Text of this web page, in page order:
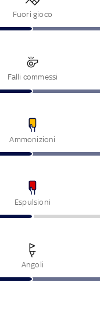
Fuori gioco
Falli commessi
Ammonizioni
Espulsioni
Angoli